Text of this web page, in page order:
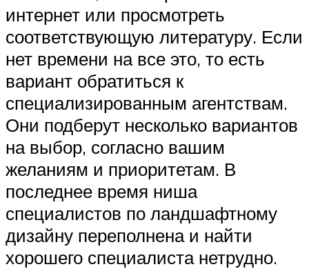
интернет или просмотреть
соответствующую литературу. Если
нет времени на все это, то есть
вариант обратиться к
специализированным агентствам.
Они подберут несколько вариантов
на выбор, согласно вашим
желаниям и приоритетам. В
последнее время ниша
специалистов по ландшафтному
дизайну переполнена и найти
хорошего специалиста нетрудно.